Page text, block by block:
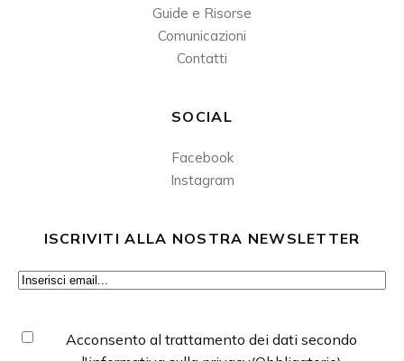
Guide e Risorse
Comunicazioni
Contatti
SOCIAL
Facebook
Instagram
ISCRIVITI ALLA NOSTRA NEWSLETTER
Consenso(Obbligatorio)
Acconsento al trattamento dei dati secondo